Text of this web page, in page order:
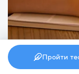
Say, Tell, Speak,
употребления в
Пройти